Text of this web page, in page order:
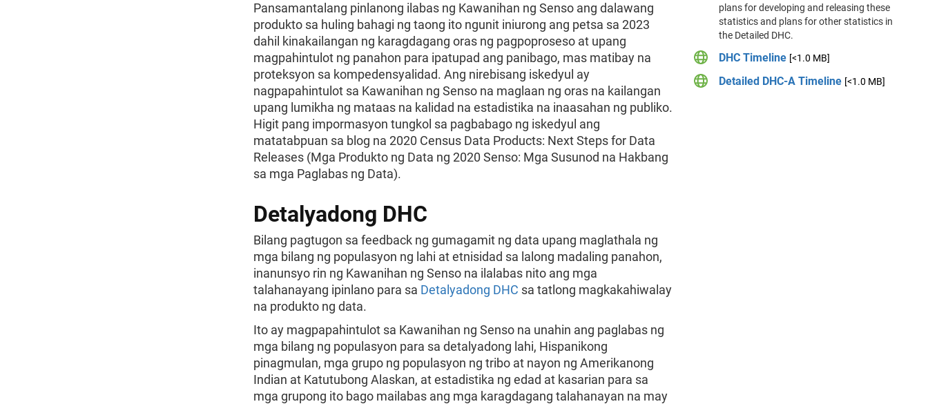
Pansamantalang pinlanong ilabas ng Kawanihan ng Senso ang dalawang
produkto sa huling bahagi ng taong ito ngunit iniurong ang petsa sa 2023
dahil kinakailangan ng karagdagang oras ng pagpoproseso at upang
magpahintulot ng panahon para ipatupad ang panibago, mas matibay na
proteksyon sa kompedensyalidad. Ang nirebisang iskedyul ay
nagpapahintulot sa Kawanihan ng Senso na maglaan ng oras na kailangan
upang lumikha ng mataas na kalidad na estadistika na inaasahan ng publiko.
Higit pang impormasyon tungkol sa pagbabago ng iskedyul ang
matatabpuan sa blog na 2020 Census Data Products: Next Steps for Data
Releases (Mga Produkto ng Data ng 2020 Senso: Mga Susunod na Hakbang
sa mga Paglabas ng Data).
Detalyadong DHC
Bilang pagtugon sa feedback ng gumagamit ng data upang maglathala ng
mga bilang ng populasyon ng lahi at etnisidad sa lalong madaling panahon,
inanunsyo rin ng Kawanihan ng Senso na ilalabas nito ang mga
talahanayang ipinlano para sa Detalyadong DHC sa tatlong magkakahiwalay
na produkto ng data.
Ito ay magpapahintulot sa Kawanihan ng Senso na unahin ang paglabas ng
mga bilang ng populasyon para sa detalyadong lahi, Hispanikong
pinagmulan, mga grupo ng populasyon ng tribo at nayon ng Amerikanong
Indian at Katutubong Alaskan, at estadistika ng edad at kasarian para sa
mga grupong ito bago mailabas ang mga karagdagang talahanayan na may
plans for developing and releasing these
statistics and plans for other statistics in
the Detailed DHC.
DHC Timeline [<1.0 MB]
Detailed DHC-A Timeline [<1.0 MB]